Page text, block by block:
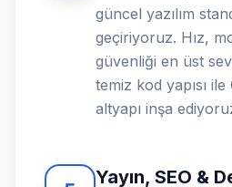
güncel yazılım
geçiriyoruz. Hız,
güvenliği en üst
temiz kod yapısı
altyapı inşa
Yayın, SEO &